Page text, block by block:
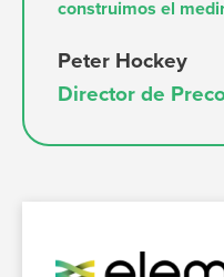
construimos el
Peter Hockey
Director de